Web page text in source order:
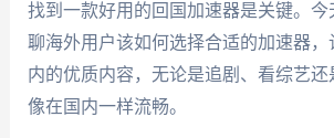
找到一款好用的回国加速器是关键。今
聊海外用户该如何选择合适的加速器，
内的优质内容，无论是追剧、看综艺
像在国内一样流畅。